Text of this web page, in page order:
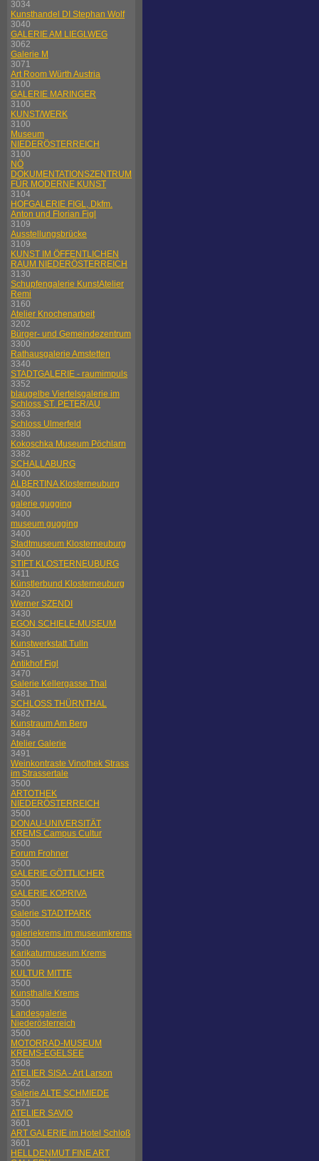
3034
Kunsthandel DI Stephan Wolf
3040
GALERIE AM LIEGLWEG
3062
Galerie M
3071
Art Room Würth Austria
3100
GALERIE MARINGER
3100
KUNST/WERK
3100
Museum
NIEDERÖSTERREICH
3100
NÖ
DOKUMENTATIONSZENTRUM
FÜR MODERNE KUNST
3104
HOFGALERIE FIGL, Dkfm.
Anton und Florian Figl
3109
Ausstellungsbrücke
3109
KUNST IM ÖFFENTLICHEN
RAUM NIEDERÖSTERREICH
3130
Schupfengalerie KunstAtelier
Remi
3160
Atelier Knochenarbeit
3202
Bürger- und Gemeindezentrum
3300
Rathausgalerie Amstetten
3340
STADTGALERIE - raumimpuls
3352
blaugelbe Viertelsgalerie im
Schloss ST. PETER/AU
3363
Schloss Ulmerfeld
3380
Kokoschka Museum Pöchlarn
3382
SCHALLABURG
3400
ALBERTINA Klosterneuburg
3400
galerie gugging
3400
museum gugging
3400
Stadtmuseum Klosterneuburg
3400
STIFT KLOSTERNEUBURG
3411
Künstlerbund Klosterneuburg
3420
Werner SZENDI
3430
EGON SCHIELE-MUSEUM
3430
Kunstwerkstatt Tulln
3451
Antikhof Figl
3470
Galerie Kellergasse Thal
3481
SCHLOSS THÜRNTHAL
3482
Kunstraum Am Berg
3484
Atelier Galerie
3491
Weinkontraste Vinothek Strass
im Strassertale
3500
ARTOTHEK
NIEDERÖSTERREICH
3500
DONAU-UNIVERSITÄT
KREMS Campus Cultur
3500
Forum Frohner
3500
GALERIE GÖTTLICHER
3500
GALERIE KOPRIVA
3500
Galerie STADTPARK
3500
galeriekrems im museumkrems
3500
Karikaturmuseum Krems
3500
KULTUR MITTE
3500
Kunsthalle Krems
3500
Landesgalerie
Niederösterreich
3500
MOTORRAD-MUSEUM
KREMS-EGELSEE
3508
ATELIER SISA - Art Larson
3562
Galerie ALTE SCHMIEDE
3571
ATELIER SAVIO
3601
ART GALERIE im Hotel Schloß
3601
HELLDENMUT FINE ART